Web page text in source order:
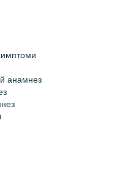
анамнез